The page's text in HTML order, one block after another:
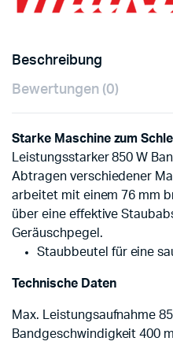
Beschreibung
Bewertungen (0)
Starke Maschine zum
Leistungsstarker 850 W
Abtragen verschiedener
arbeitet mit einem 76 mm
über eine effektive
Geräuschpegel.
Staubbeutel für eine
Technische Daten
Max. Leistungsaufnahme
Bandgeschwindigkeit 400